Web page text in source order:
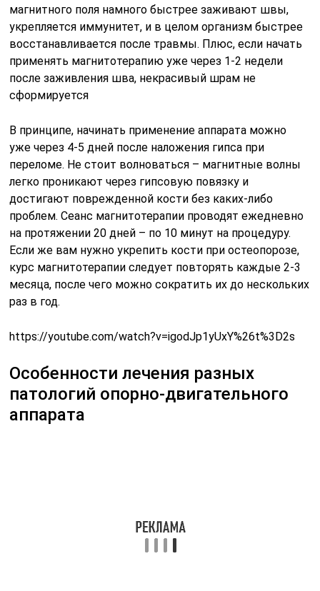
магнитного поля намного быстрее заживают швы,
укрепляется иммунитет, и в целом организм быстрее
восстанавливается после травмы. Плюс, если начать
применять магнитотерапию уже через 1-2 недели
после заживления шва, некрасивый шрам не
сформируется
В принципе, начинать применение аппарата можно
уже через 4-5 дней после наложения гипса при
переломе. Не стоит волноваться – магнитные волны
легко проникают через гипсовую повязку и
достигают поврежденной кости без каких-либо
проблем. Сеанс магнитотерапии проводят ежедневно
на протяжении 20 дней – по 10 минут на процедуру.
Если же вам нужно укрепить кости при остеопорозе,
курс магнитотерапии следует повторять каждые 2-3
месяца, после чего можно сократить их до нескольких
раз в год.
https://youtube.com/watch?v=igodJp1yUxY%26t%3D2s
Особенности лечения разных
патологий опорно-двигательного
аппарата